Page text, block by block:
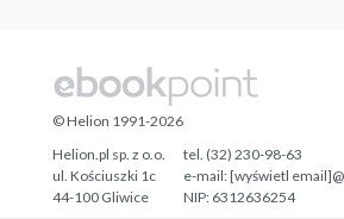
© Helion 1991-2026
Helion.pl sp. z o.o.
ul. Kościuszki 1c
44-100 Gliwice
tel. (32) 230-98-63
e-mail:[wyświetl
NIP: 6312636254